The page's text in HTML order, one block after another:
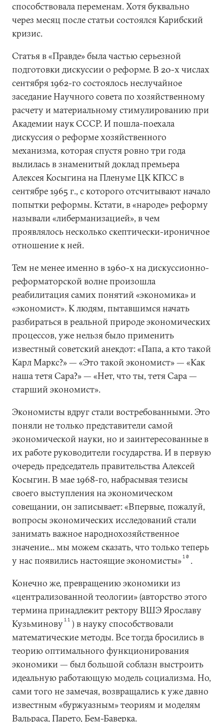
способствовала переменам. Хотя буквально
через месяц после статьи состоялся Карибский
кризис.
Статья в «Правде» была частью серьезной
подготовки дискуссии о реформе. В 20-х числах
сентября 1962-го состоялось неслучайное
заседание Научного совета по хозяйственному
расчету и материальному стимулированию при
Академии наук СССР. И пошла-поехала
дискуссия о реформе хозяйственного
механизма, которая спустя ровно три года
вылилась в знаменитый доклад премьера
Алексея Косыгина на Пленуме ЦК КПСС в
сентябре 1965 г., с которого отсчитывают начало
попытки реформы. Кстати, в «народе» реформу
называли «либерманизацией», в чем
проявлялось несколько скептически-ироничное
отношение к ней.
Тем не менее именно в 1960-х на дискуссионно-
реформаторской волне произошла
реабилитация самих понятий «экономика» и
«экономист». К людям, пытавшимся начать
разбираться в реальной природе экономических
процессов, уже нельзя было применить
известный советский анекдот: «Папа, а кто такой
Карл Маркс?» — «Это такой экономист» — «Как
наша тетя Сара?» — «Нет, что ты, тетя Сара —
старший экономист».
Экономисты вдруг стали востребованными. Это
поняли не только представители самой
экономической науки, но и заинтересованные в
их работе руководители государства. И в первую
очередь председатель правительства Алексей
Косыгин. В мае 1968-го, набрасывая тезисы
своего выступления на экономическом
совещании, он записывает: «Впервые, пожалуй,
вопросы экономических исследований стали
занимать важное народнохозяйственное
значение... мы можем сказать, что только теперь
у нас появились настоящие экономисты»10 .
Конечно же, превращению экономики из
«централизованной теологии» (авторство этого
термина принадлежит ректору ВШЭ Ярославу
Кузьминову11 ) в науку способствовали
математические методы. Все тогда бросились в
теорию оптимального функционирования
экономики — был большой соблазн выстроить
идеальную работающую модель социализма. Но,
сами того не замечая, возвращались к уже давно
известным «буржуазным» теориям и моделям
Вальраса, Парето, Бем-Баверка.